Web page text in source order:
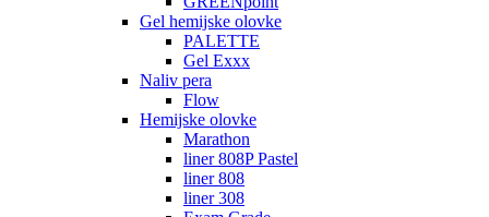
Gel hemijske olovke
PALETTE
Gel Exxx
Naliv pera
Flow
Hemijske olovke
Marathon
liner 808P Pastel
liner 808
liner 308